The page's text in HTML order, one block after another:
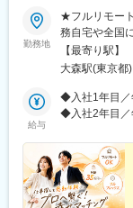
勤務地
★フルリモー
務自宅や全国
イトオフィス
所を選んで、
【最寄り駅】
大森駅(東京都
給与
◆入社1年目／
◆入社2年目／